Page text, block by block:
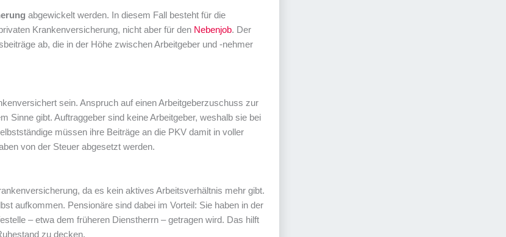
abgewickelt werden. In diesem Fall besteht für die
Krankenversicherung, nicht aber für den Nebenjob. Der
ab, die in der Höhe zwischen Arbeitgeber und -nehmer
sein. Anspruch auf einen Arbeitgeberzuschuss zur
Sinne gibt. Auftraggeber sind keine Arbeitgeber, weshalb sie bei
müssen ihre Beiträge an die PKV damit in voller
von der Steuer abgesetzt werden.
da es kein aktives Arbeitsverhältnis mehr gibt.
aufkommen. Pensionäre sind dabei im Vorteil: Sie haben in der
– etwa dem früheren Dienstherrn – getragen wird. Das hilft
zu decken.